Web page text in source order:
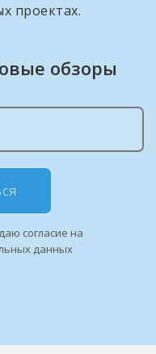
проектах.
обзоры
согласие на
данных